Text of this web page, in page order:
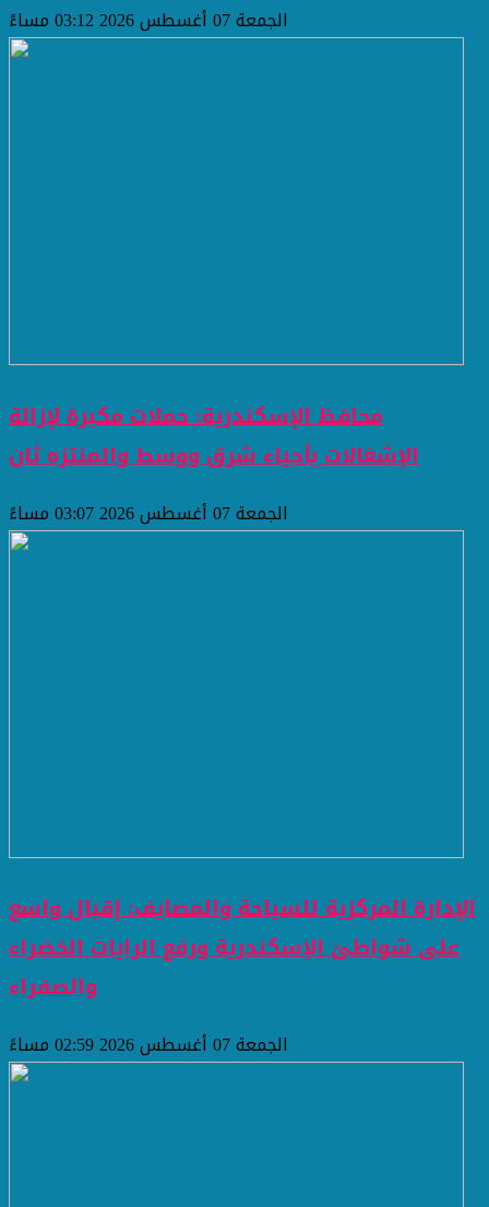
الجمعة 07 أغسطس 2026 03:12 مساءً
محافظ الإسكندرية: حملات مكبرة لإزالة
الإشغالات بأحياء شرق ووسط والمنتزه ثان
الجمعة 07 أغسطس 2026 03:07 مساءً
الإدارة المركزية للسياحة والمصايف: إقبال واسع
على شواطئ الإسكندرية ورفع الرايات الخضراء
والصفراء
الجمعة 07 أغسطس 2026 02:59 مساءً